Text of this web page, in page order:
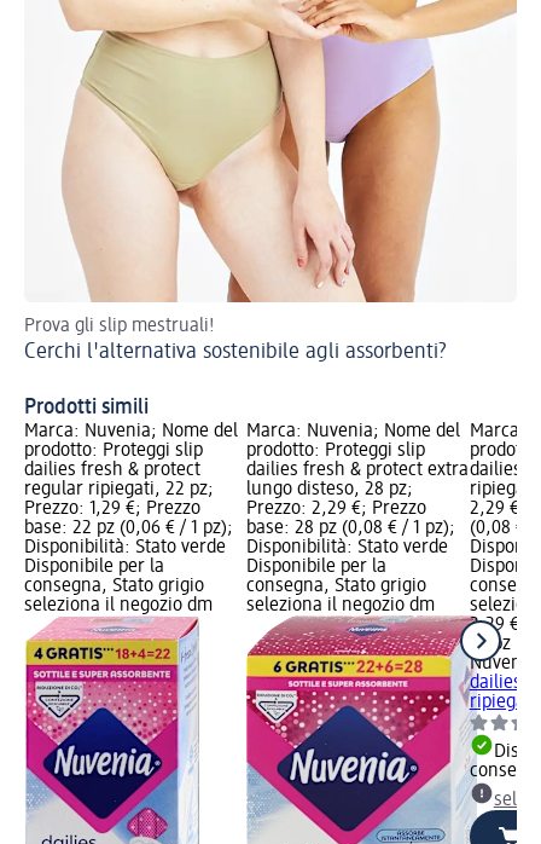
Prova gli slip mestruali!
Cerchi l'alternativa sostenibile agli assorbenti?
Prodotti simili
Marca: Nuvenia; Nome del
prodotto: Proteggi slip
dailies fresh & protect
regular ripiegati, 22 pz;
Prezzo: 1,29 €; Prezzo
base: 22 pz (0,06 € / 1 pz);
Disponibilità: Stato verde
Disponibile per la
consegna, Stato grigio
seleziona il negozio dm
Marca: Nuvenia; Nome del
prodotto: Proteggi slip
dailies fresh & protect extra
lungo disteso, 28 pz;
Prezzo: 2,29 €; Prezzo
base: 28 pz (0,08 € / 1 pz);
Disponibilità: Stato verde
Disponibile per la
consegna, Stato grigio
seleziona il negozio dm
Marca:
dailies
2,29 €;
(0,08 € /
2,29 €
30 pz
Nuvenia
dailies